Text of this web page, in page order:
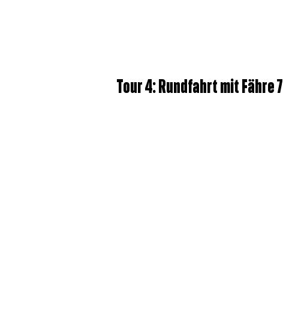
Tour 4: Rundfahrt mit Fähre